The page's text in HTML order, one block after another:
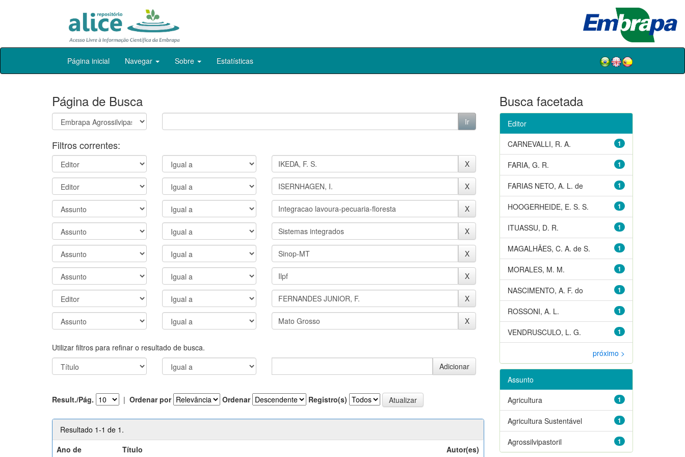
Skip
Página inicial Navegar Sobre Estatísticas
Página de Busca
Filtros correntes:
Utilizar filtros para refinar o resultado de busca.
Result./Pág. | Ordenar por Ordenar Registro(s)
Resultado 1-1 de 1.
Ano de
Título Autor(es)
Busca facetada
Editor
1
CARNEVALLI, R. A.
1
FARIA, G. R.
1
FARIAS NETO, A. L. de
1
HOOGERHEIDE, E. S. S.
1
ITUASSU, D. R.
1
MAGALHÃES, C. A. de S.
1
MORALES, M. M.
1
NASCIMENTO, A. F. do
1
ROSSONI, A. L.
1
VENDRUSCULO, L. G.
próximo >
Assunto
1
Agricultura
1
Agricultura Sustentável
1
Agrossilvipastoril